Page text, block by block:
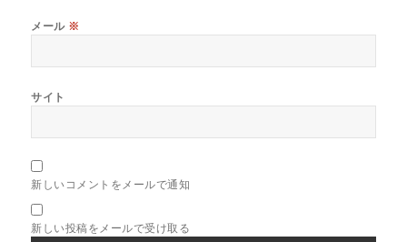
メール ※
サイト
新しいコメントをメールで通知
新しい投稿をメールで受け取る